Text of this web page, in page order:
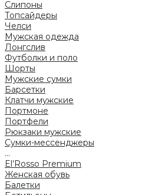
Слипоны
Топсайдеры
Челси
Мужская одежда
Лонгслив
Футболки и поло
Шорты
Мужские сумки
Барсетки
Клатчи мужские
Портмоне
Портфели
Рюкзаки мужские
Сумки-мессенджеры
...
El’Rosso Premium
Женская обувь
Балетки